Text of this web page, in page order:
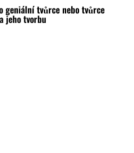
geniální tvůrce nebo tvůrce
jeho tvorbu